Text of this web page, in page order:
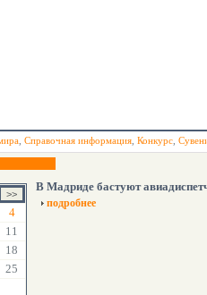
Справочная информация Конкурс
4
11
18
25
В Мадриде бастуют
подробнее